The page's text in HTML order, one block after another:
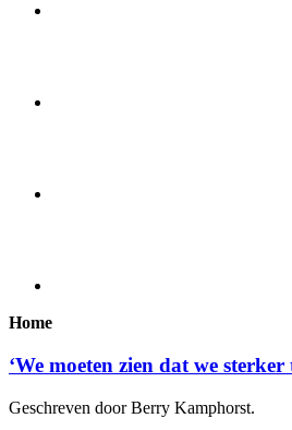
Home
‘We moeten zien dat we sterker
Geschreven door Berry Kamphorst.